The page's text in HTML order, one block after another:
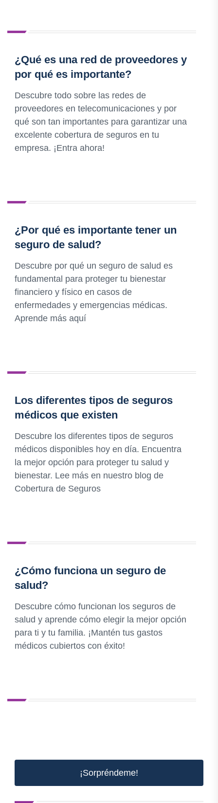
¿Qué es una red de proveedores y
por qué es importante?
Descubre todo sobre las redes de
proveedores en telecomunicaciones y por
qué son tan importantes para garantizar una
excelente cobertura de seguros en tu
empresa. ¡Entra ahora!
¿Por qué es importante tener un
seguro de salud?
Descubre por qué un seguro de salud es
fundamental para proteger tu bienestar
financiero y físico en casos de
enfermedades y emergencias médicas.
Aprende más aquí
Los diferentes tipos de seguros
médicos que existen
Descubre los diferentes tipos de seguros
médicos disponibles hoy en día. Encuentra
la mejor opción para proteger tu salud y
bienestar. Lee más en nuestro blog de
Cobertura de Seguros
¿Cómo funciona un seguro de
salud?
Descubre cómo funcionan los seguros de
salud y aprende cómo elegir la mejor opción
para ti y tu familia. ¡Mantén tus gastos
médicos cubiertos con éxito!
¡Sorpréndeme!